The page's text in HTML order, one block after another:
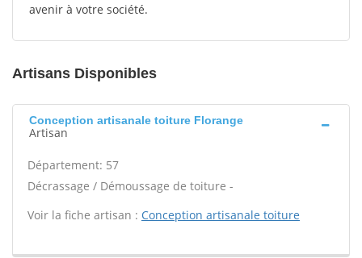
avenir à votre société.
Artisans Disponibles
Conception artisanale toiture Florange
Artisan
Département: 57
Décrassage / Démoussage de toiture -
Voir la fiche artisan : Conception artisanale toiture